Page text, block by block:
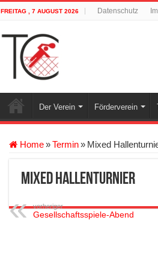
FREITAG , 7 AUGUST 2026 Datenschutz
Der Verein Förderverein
Home » Termin » Mixed
Mixed Hallenturnier
vorheriger
Gesellschaftsspiele-Abend